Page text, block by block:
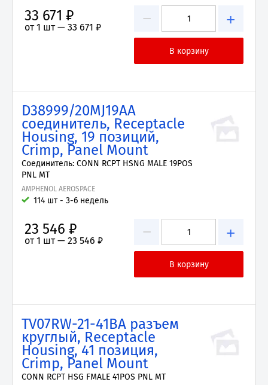
− +
33 671 ₽
от 1 шт — 33 671 ₽
D38999/20MJ19AA
соединитель, Receptacle
Housing, 19 позиций,
Crimp, Panel Mount
Соединитель: CONN RCPT HSNG MALE 19POS
PNL MT
AMPHENOL AEROSPACE
114 шт - 3-6 недель
− +
23 546 ₽
от 1 шт — 23 546 ₽
TV07RW-21-41BA разъем
круглый, Receptacle
Housing, 41 позиция,
Crimp, Panel Mount
CONN RCPT HSG FMALE 41POS PNL MT